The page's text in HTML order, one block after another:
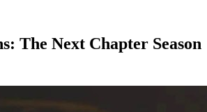
The Next Chapter Season